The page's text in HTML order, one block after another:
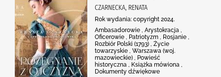
CZARNECKA, RENATA
Rok wydania: copyright 2024.
Ambasadorowie , Arystokracja ,
Oficerowie , Patriotyzm , Rosjanie ,
Rozbiór Polski (1793) , Życie
towarzyskie , Warszawa (woj.
mazowieckie) , Powieść
historyczna , Książka mówiona ,
Dokumenty dźwiękowe